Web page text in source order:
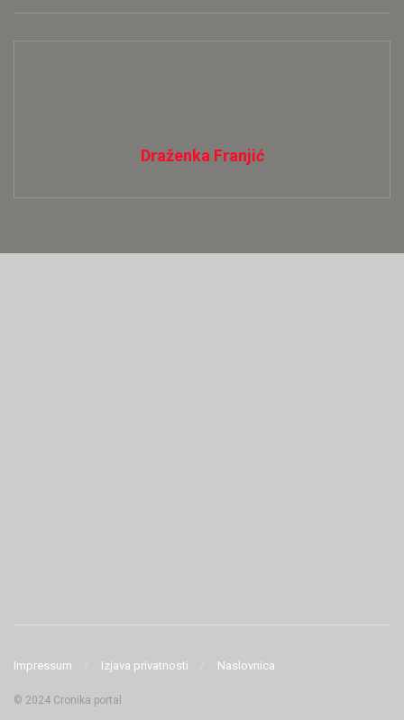
Draženka Franjić
Impressum Izjava privatnosti Naslovnica
© 2024 Cronika portal